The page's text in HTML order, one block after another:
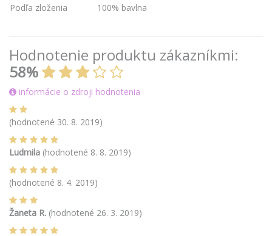
Podľa zloženia
100% bavlna
Hodnotenie produktu zákazníkmi:
58%
informácie o zdroji hodnotenia
(hodnotené 30. 8. 2019)
Ludmila (hodnotené 8. 8. 2019)
(hodnotené 8. 4. 2019)
Žaneta R. (hodnotené 26. 3. 2019)